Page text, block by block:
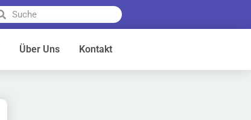
Über Uns Kontakt